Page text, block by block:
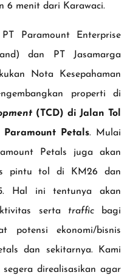
6 menit dari Karawaci.
Paramount Enterprise
dan PT Jasamarga
Nota Kesepahaman
properti di
(TCD) di Jalan Tol
Petals. Mulai
Petals juga akan
pintu tol di KM26 dan
Hal ini tentunya akan
serta traffic
bagi
potensi ekonomi/bisnis
dan sekitarnya. Kami
direalisasikan agar